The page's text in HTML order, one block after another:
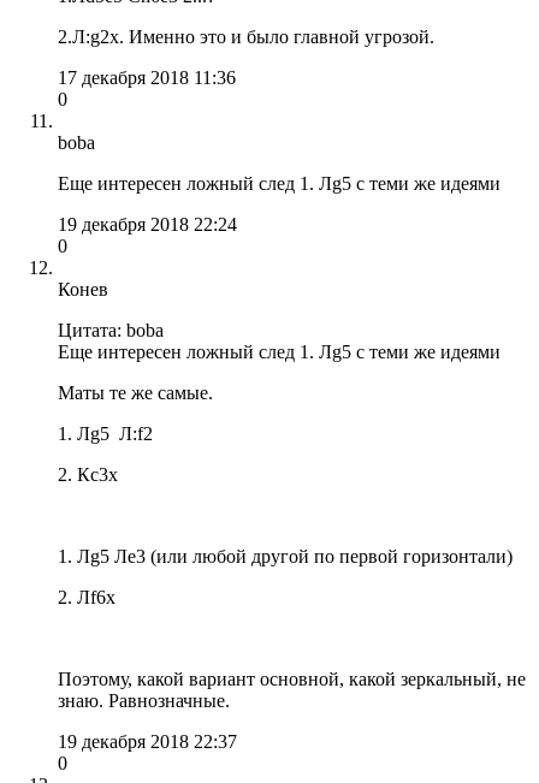
2.Л:g2x. Именно это и было главной угрозой.
17 декабря 2018 11:36
0
boba
Еще интересен ложный след 1. Лg5 с теми же идеями
19 декабря 2018 22:24
0
Конев
Цитата: boba
Еще интересен ложный след 1. Лg5 с теми же идеями
Маты те же самые.
1. Лg5 Л:f2
2. Кc3x
1. Лg5 Ле3 (или любой другой по первой горизонтали)
2. Лf6x
Поэтому, какой вариант основной, какой зеркальный, не
знаю. Равнозначные.
19 декабря 2018 22:37
0